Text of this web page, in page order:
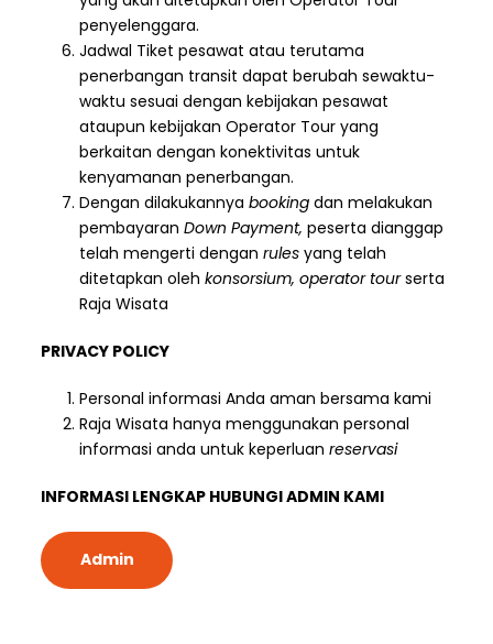
penyelenggara.
Jadwal Tiket pesawat atau terutama
penerbangan transit dapat berubah sewaktu-
waktu sesuai dengan kebijakan pesawat
ataupun kebijakan Operator Tour yang
berkaitan dengan konektivitas untuk
kenyamanan penerbangan.
Dengan dilakukannya booking dan melakukan
pembayaran Down Payment, peserta dianggap
telah mengerti dengan rules yang telah
ditetapkan oleh konsorsium, operator tourserta
Raja Wisata
PRIVACY POLICY
Personal informasi Anda aman bersama kami
Raja Wisata hanya menggunakan personal
informasi anda untuk keperluan reservasi
INFORMASI LENGKAP HUBUNGI ADMIN KAMI
Admin